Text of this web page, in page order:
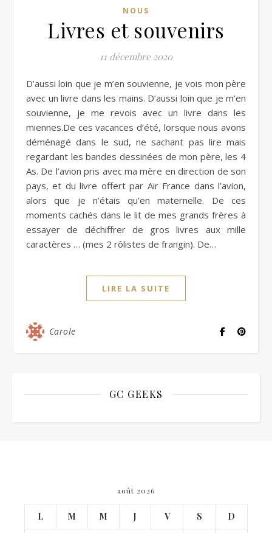
NOUS
Livres et souvenirs
11 décembre 2020
D’aussi loin que je m’en souvienne, je vois mon père
avec un livre dans les mains. D’aussi loin que je m’en
souvienne, je me revois avec un livre dans les
miennes.De ces vacances d’été, lorsque nous avons
déménagé dans le sud, ne sachant pas lire mais
regardant les bandes dessinées de mon père, les 4
As. De l’avion pris avec ma mère en direction de son
pays, et du livre offert par Air France dans l’avion,
alors que je n’étais qu’en maternelle. De ces
moments cachés dans le lit de mes grands frères à
essayer de déchiffrer de gros livres aux mille
caractères … (mes 2 rôlistes de frangin). De…
LIRE LA SUITE
Carole
GC GEEKS
août 2026
L M M J V S D